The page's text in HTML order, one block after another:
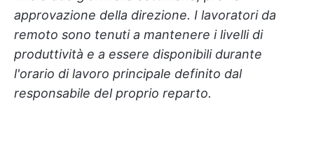
approvazione della direzione. I lavoratori da
remoto sono tenuti a mantenere i livelli di
produttività e a essere disponibili durante
l'orario di lavoro principale definito dal
responsabile del proprio reparto.